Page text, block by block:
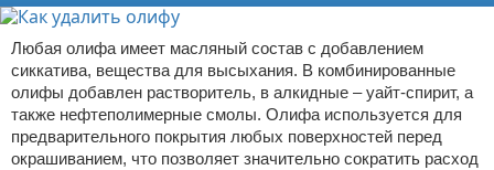
Любая олифа имеет масляный состав с добавлением
сиккатива, вещества для высыхания. В комбинированные
олифы добавлен растворитель, в алкидные – уайт-спирит, а
также нефтеполимерные смолы. Олифа используется для
предварительного покрытия любых поверхностей перед
окрашиванием, что позволяет значительно сократить расход